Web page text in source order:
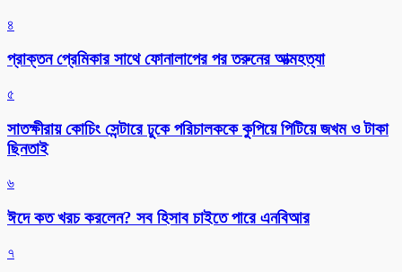
৪
প্রাক্তন প্রেমিকার সাথে ফোনালাপের পর তরুনের আত্মহত্যা
৫
সাতক্ষীরায় কোচিং সেন্টারে ঢুকে পরিচালককে কুপিয়ে পিটিয়ে জখম ও টাকা
ছিনতাই
৬
ঈদে কত খরচ করলেন? সব হিসাব চাইতে পারে এনবিআর
৭